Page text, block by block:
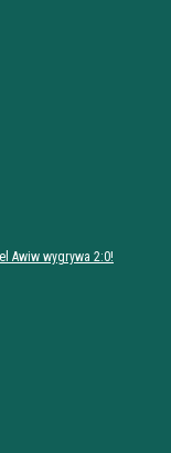
Awiw wygrywa 2:0!